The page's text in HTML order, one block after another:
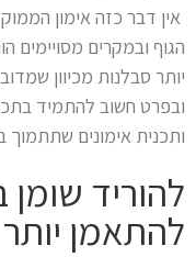
אין דבר כזה אימון
הגוף ובמקרים מסויימים
יותר סבלנות מכיוון
ובפרט חשוב להתמיד
ותכנית אימונים שתתמוך
להוריד שומן
להתאמן